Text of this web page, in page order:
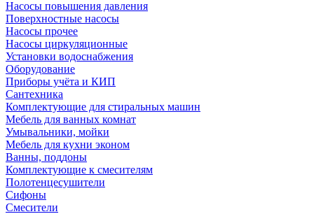
Насосы повышения давления
Поверхностные насосы
Насосы прочее
Насосы циркуляционные
Установки водоснабжения
Оборудование
Приборы учёта и КИП
Сантехника
Комплектующие для стиральных машин
Мебель для ванных комнат
Умывальники, мойки
Мебель для кухни эконом
Ванны, поддоны
Комплектующие к смесителям
Полотенцесушители
Сифоны
Смесители